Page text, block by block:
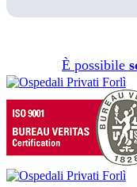
È possibile